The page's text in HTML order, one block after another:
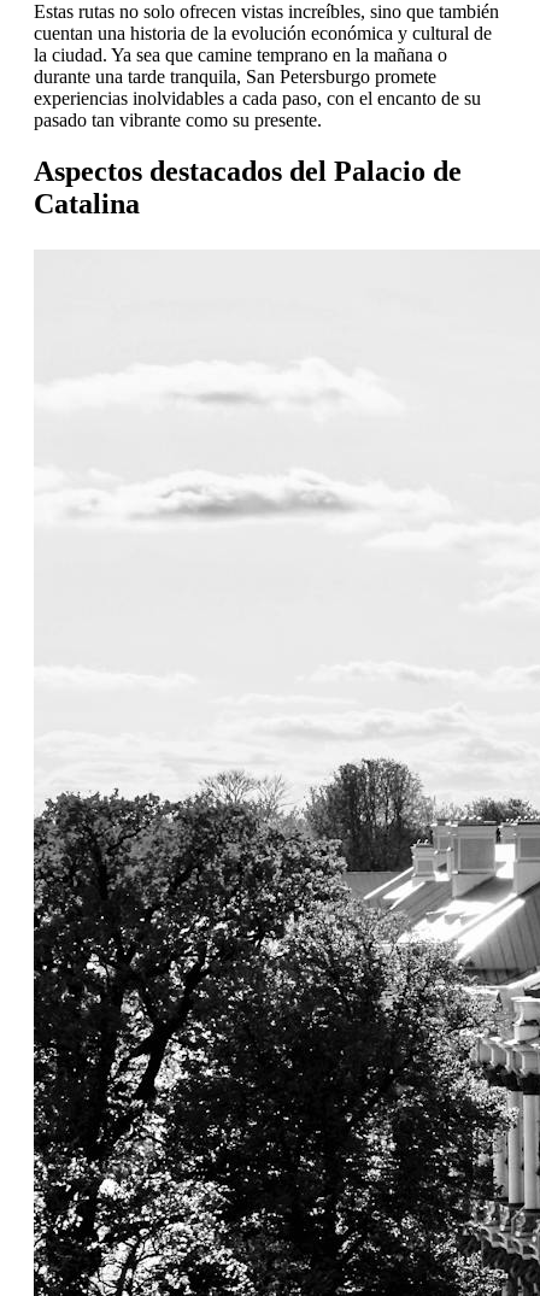
Estas rutas no solo ofrecen vistas increíbles, sino que también
cuentan una historia de la evolución económica y cultural de
la ciudad. Ya sea que camine temprano en la mañana o
durante una tarde tranquila, San Petersburgo promete
experiencias inolvidables a cada paso, con el encanto de su
pasado tan vibrante como su presente.
Aspectos destacados del Palacio de
Catalina